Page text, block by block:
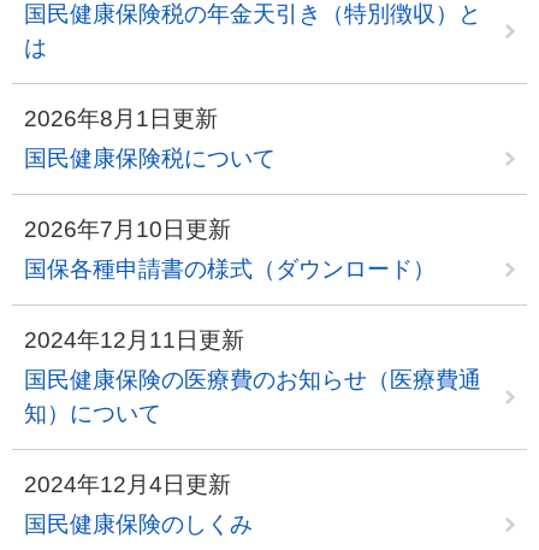
国民健康保険税の年金天引き（特別徴収）と
は
2026年8月1日更新
国民健康保険税について
2026年7月10日更新
国保各種申請書の様式（ダウンロード）
2024年12月11日更新
国民健康保険の医療費のお知らせ（医療費通
知）について
2024年12月4日更新
国民健康保険のしくみ